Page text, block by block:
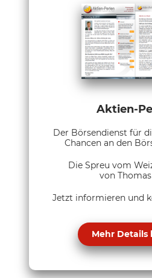
Aktien-
Der Börsendienst für
Chancen an den
Die Spreu vom
von
Jetzt informieren und
Mehr Details